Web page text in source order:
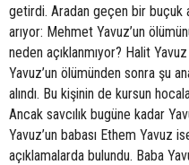
getirdi. Aradan geçen bir buçuk
arıyor: Mehmet Yavuz’un
neden açıklanmıyor? Halit Yavuz
Yavuz’un ölümünden sonra şu
alındı. Bu kişinin de kursun
Ancak savcılık bugüne kadar
Yavuz’un babası Ethem Yavuz
açıklamalarda bulundu. Baba